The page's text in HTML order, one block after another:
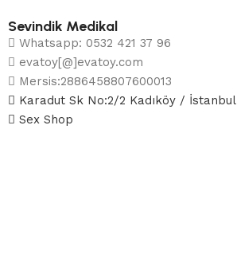
Sevindik Medikal
Whatsapp: 0532 421 37 96
evatoy[@]evatoy.com
Mersis:2886458807600013
Karadut Sk No:2/2 Kadıköy / İstanbul
Sex Shop